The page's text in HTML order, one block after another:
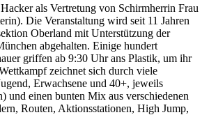
als Vertretung von Schirmherrin Frau
Die Veranstaltung wird seit 11 Jahren
Oberland mit Unterstützung der
abgehalten. Einige hundert
griffen ab 9:30 Uhr ans Plastik, um ihr
zeichnet sich durch viele
Erwachsene und 40+, jeweils
und einen bunten Mix aus verschiedenen
Routen, Aktionsstationen, High Jump,